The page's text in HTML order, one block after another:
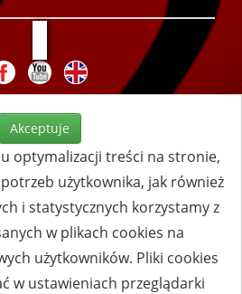
Akceptuje
optymalizacji treści na stronie,
użytkownika, jak również
i statystycznych korzystamy z
w plikach cookies na
użytkowników. Pliki cookies
w ustawieniach przeglądarki